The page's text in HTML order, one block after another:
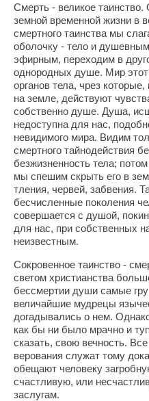
Смерть - великое
земной временной жизни в
смертного таинства мы
оболочку - тело и
эфирным, переходим в
однородных душе. Мир
органов тела, чрез
на земле, действуют
собственно душе. Душа,
недоступна для нас,
невидимого мира. Видим
смертного тайнодействия
безжизненность тела;
мы спешим скрыть его в
тления, червей, забвения.
бесчисленные поколения
совершается с душой,
для нас, при собственных
неизвестным.
Сокровенное таинство -
светом христианства
бессмертии души самые
величайшие мудрецы
догадывались о нем.
как бы ни было мрачно и
сказать, свою вечность.
верования служат тому
обещают человеку
счастливую, или
заслугам.